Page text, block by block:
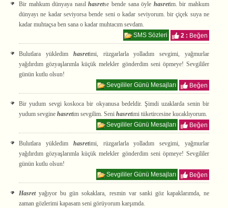
Bir mahkum dünyaya nasılhasretse bende sana öyle hasretim. bir mahkum
dünyayı ne kadar seviyorsa bende seni o kadar seviyorum. bir çiçek suya ne
kadar muhtaçsa ben sana o kadar muhtacım sevdam.
SMS Sözleri
2 : Beğen
Bulutlara yükledim hasretimi, rüzgarlarla yolladım sevgimi, yağmurlar
yağdırdım gözyaşlarımla küçük melekler gönderdim seni öpmeye! Sevgililer
günün kutlu olsun!
Sevgililer Günü Mesajları
Beğen
Bir yudum sevgi koskoca bir okyanusa bedeldir. Şimdi uzaklarda senin bir
yudum sevgine hasretim sevgilim. Seni hasretimi tüketircesine kucaklıyorum.
Sevgililer Günü Mesajları
Beğen
Bulutlara yükledim hasretimi, rüzgarlarla yolladım sevgimi, yağmurlar
yağdırdım gözyaşlarımla küçük melekler gönderdim seni öpmeye! Sevgililer
günün kutlu olsun!
Sevgililer Günü Mesajları
Beğen
Hasretyağıyor bu gün sokaklara, resmin var sanki göz kapaklarımda, ne
zaman gözlerimi kapasam seni görüyorum karşımda.